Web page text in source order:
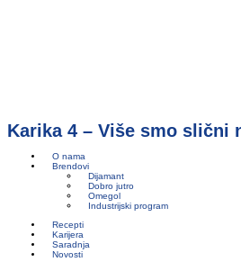
Karika 4 – Više smo slični
O nama
Brendovi
Dijamant
Dobro jutro
Omegol
Industrijski program
Recepti
Karijera
Saradnja
Novosti